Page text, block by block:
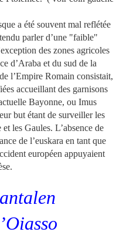
a été souvent mal reflétée
parler d’une "faible"
des zones agricoles
d’Araba et du sud de la
l’Empire Romain consistait,
accueillant des garnisons
Bayonne, ou Imus
but étant de surveiller les
les Gaules. L’absence de
de l’euskara en tant que
européen appuyaient